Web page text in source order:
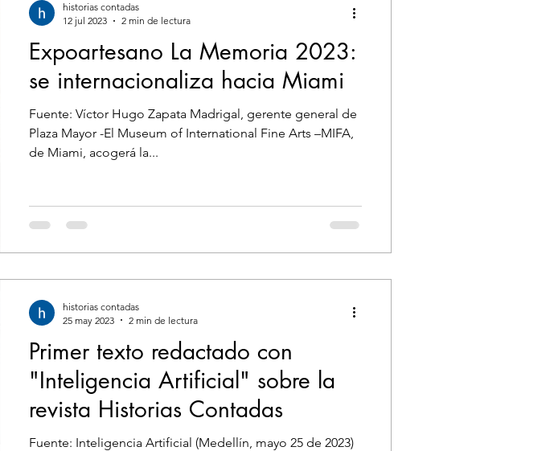
Expoartesano La Memoria 2023:
se internacionaliza hacia Miami
Fuente: Víctor Hugo Zapata Madrigal, gerente general de
Plaza Mayor -El Museum of International Fine Arts –MIFA,
de Miami, acogerá la...
historias contadas
12 jul 2023
2 min de lectura
Primer texto redactado con
"Inteligencia Artificial" sobre la
revista Historias Contadas
Fuente: Inteligencia Artificial (Medellín, mayo 25 de 2023)
historias contadas
25 may 2023
2 min de lectura